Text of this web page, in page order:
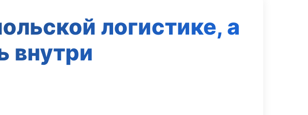
логистике, а
внутри